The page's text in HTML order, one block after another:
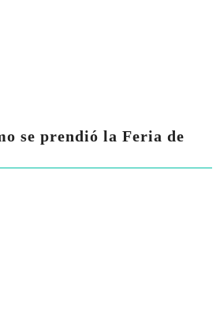
se prendió la Feria de